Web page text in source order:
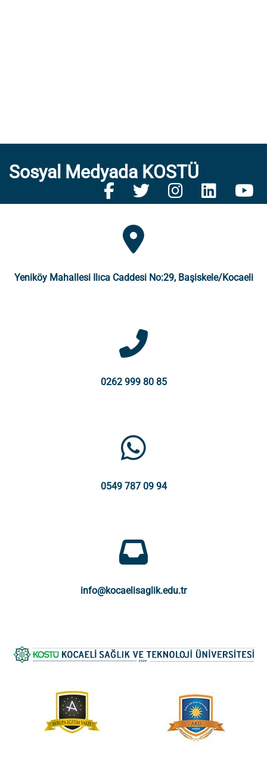
Sosyal Medyada KOSTÜ
Yeniköy Mahallesi Ilıca Caddesi No:29, Başiskele/Kocaeli
0262 999 80 85
0549 787 09 94
info@kocaelisaglik.edu.tr